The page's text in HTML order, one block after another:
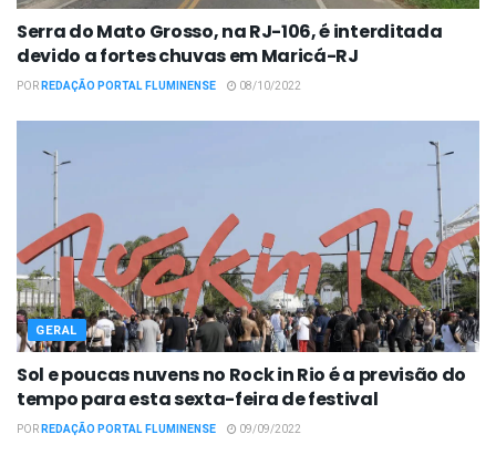
Serra do Mato Grosso, na RJ-106, é interditada
devido a fortes chuvas em Maricá-RJ
PORREDAÇÃO PORTAL FLUMINENSE 08/10/2022
GERAL
Sol e poucas nuvens no Rock in Rio é a previsão do
tempo para esta sexta-feira de festival
PORREDAÇÃO PORTAL FLUMINENSE 09/09/2022